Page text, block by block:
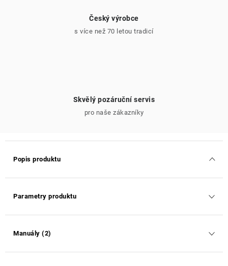
Český výrobce
s více než 70 letou tradicí
Skvělý pozáruční servis
pro naše zákazníky
Popis produktu
Parametry produktu
Manuály (2)